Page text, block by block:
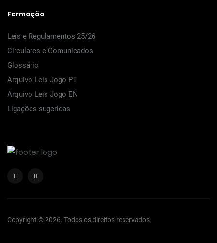
Formação
Leis e Regulamentos 25/26
Circulares e Comunicados
Glossário
Arquivo Leis Jogo PT
Arquivo Leis Jogo EN
Ligações sugeridas
Copyright © 2026. Todos os direitos reservados.